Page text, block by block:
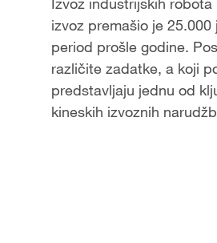
izvoz premašio je
period prošle godine.
različite zadatke, a koji
predstavljaju jednu od
kineskih izvoznih